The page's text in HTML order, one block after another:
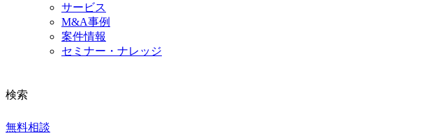
サービス
M&A事例
案件情報
セミナー・ナレッジ
検索
無料相談